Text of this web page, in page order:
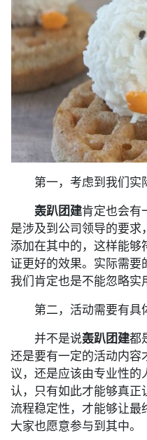
第一，考虑到我们实际
轰趴团建肯定也会有
是涉及到公司领导的要求
添加在其中的，这样能
证更好的效果。实际需要
我们肯定也是不能忽略实
第二，活动需要有具体
并不是说轰趴团建都
还是要有一定的活动内容
议，还是应该由专业性的
认，只有如此才能够真正
流程稳定性，才能够让最
大家也愿意参与到其中。